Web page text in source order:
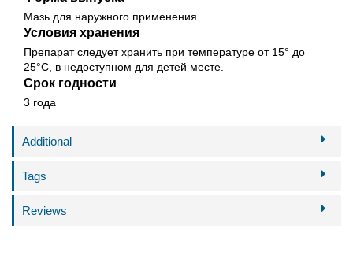
Мазь для наружного применения
Условия хранения
Препарат следует хранить при температуре от 15° до
25°С, в недоступном для детей месте.
Срок годности
3 года
Additional
Tags
Reviews